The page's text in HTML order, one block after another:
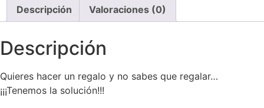
Descripción Valoraciones (0)
Descripción
Quieres hacer un regalo y no sabes que regalar…
¡¡¡Tenemos la solución!!!